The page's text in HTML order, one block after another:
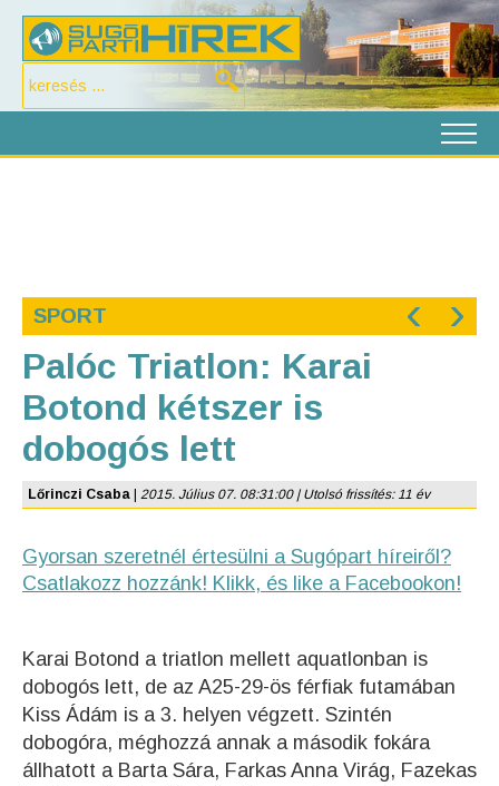
SPORT ‹ ›
Palóc Triatlon: Karai
Botond kétszer is
dobogós lett
Lőrinczi Csaba 2015. Július 07. 08:31:00 | Utolsó frissítés: 11 év
Gyorsan szeretnél értesülni a Sugópart híreiről?
Csatlakozz hozzánk! Klikk, és like a Facebookon!
Karai Botond a triatlon mellett aquatlonban is
dobogós lett, de az A25-29-ös férfiak futamában
Kiss Ádám is a 3. helyen végzett. Szintén
dobogóra, méghozzá annak a második fokára
állhatott a Barta Sára, Farkas Anna Virág, Fazekas